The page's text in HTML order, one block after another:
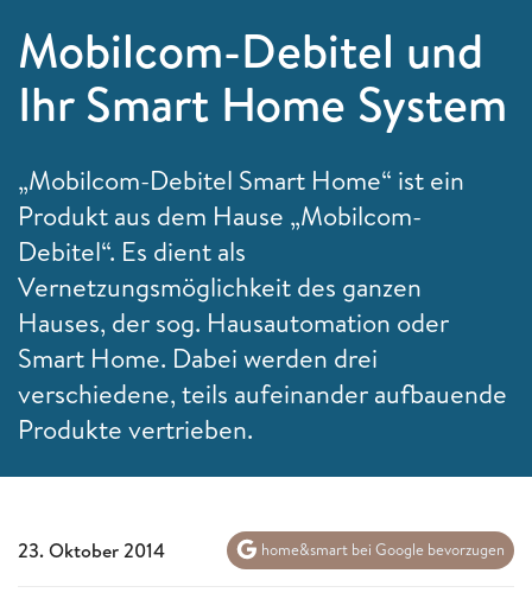
Mobilcom-Debitel und
Ihr Smart Home System
„Mobilcom-Debitel Smart Home“ ist ein
Produkt aus dem Hause „Mobilcom-
Debitel“. Es dient als
Vernetzungsmöglichkeit des ganzen
Hauses, der sog. Hausautomation oder
Smart Home. Dabei werden drei
verschiedene, teils aufeinander aufbauende
Produkte vertrieben.
23. Oktober 2014 home&smart bei Google bevorzugen